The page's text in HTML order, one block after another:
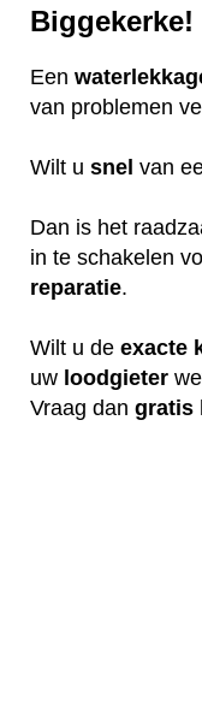
Biggekerke!
Een
van problemen
Wilt u snel van
Dan is het
in te schakelen
reparatie.
Wilt u de exacte
uw loodgieter
Vraag dan gratis